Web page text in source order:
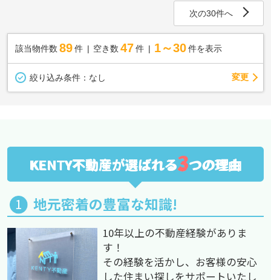
次の30件へ
該当物件数 89件 空き数 47 件 1～30 件を表示
絞り込み条件： なし 変更
KENTY不動産が選ばれる3つの理由
地元密着の豊富な知識!
10年以上の不動産経験がありま
す！
その経験を活かし、お客様の安心
した住まい探しをサポートいたし